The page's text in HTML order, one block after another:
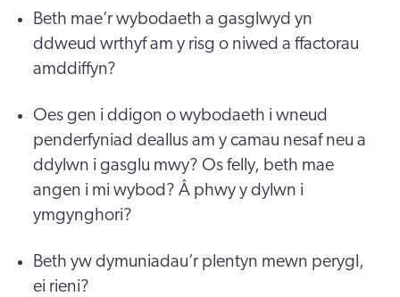
Beth mae’r wybodaeth a gasglwyd yn
ddweud wrthyf am y risg o niwed a ffactorau
amddiffyn?
Oes gen i ddigon o wybodaeth i wneud
penderfyniad deallus am y camau nesaf neu a
ddylwn i gasglu mwy? Os felly, beth mae
angen i mi wybod? Â phwy y dylwn i
ymgynghori?
Beth yw dymuniadau’r plentyn mewn perygl,
ei rieni?